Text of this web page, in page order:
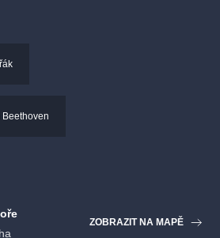
P. Haas, J. Páleníček
ZOBRAZIT NA MAPĚ